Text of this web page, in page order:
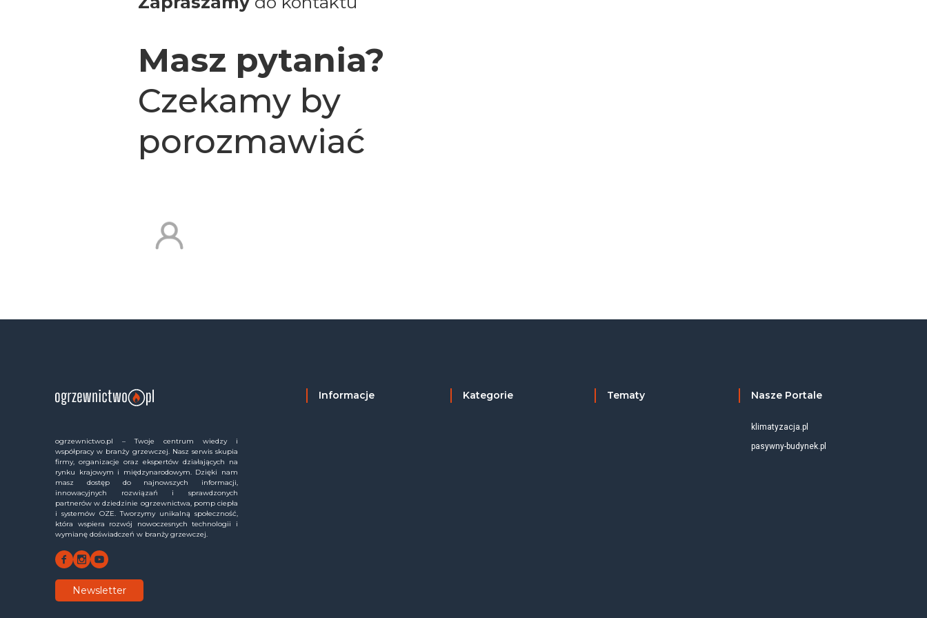
Masz pytania?
Czekamy by
porozmawiać
ogrzewnictwo.pl – Twoje centrum wiedzy i
współpracy w branży grzewczej. Nasz serwis skupia
firmy, organizacje oraz ekspertów działających na
rynku krajowym i międzynarodowym. Dzięki nam
masz dostęp do najnowszych informacji,
innowacyjnych rozwiązań i sprawdzonych
partnerów w dziedzinie ogrzewnictwa, pomp ciepła
i systemów OZE. Tworzymy unikalną społeczność,
która wspiera rozwój nowoczesnych technologii i
wymianę doświadczeń w branży grzewczej.
Newsletter
Informacje Kategorie Tematy Nasze Portale
klimatyzacja.pl
pasywny-budynek.pl